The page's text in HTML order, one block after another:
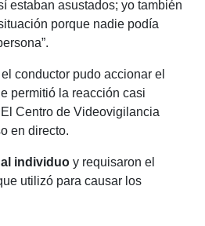
estaban asustados; yo también
porque nadie podía
conductor pudo accionar el
permitió la reacción casi
El Centro de Videovigilancia
en directo.
individuo y requisaron el
utilizó para causar los